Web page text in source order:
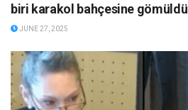
biri karakol bahçesine gömüldü
JUNE 27, 2025